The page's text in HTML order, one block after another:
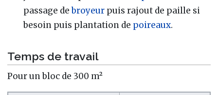
passage debroyeur puis rajout de paille si
besoin puis plantation de poireaux.
Temps de travail
Pour un bloc de 300 m²